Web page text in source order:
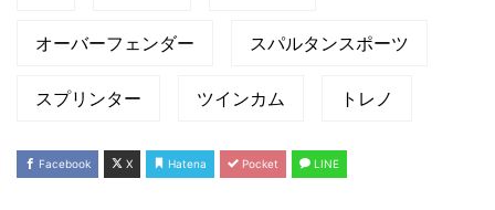
オーバーフェンダー スパルタンスポーツ
スプリンター ツインカム トレノ
Facebook X Hatena Pocket LINE